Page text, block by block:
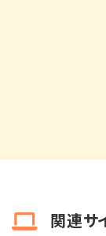
関連サ